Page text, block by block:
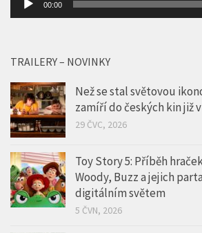
00:00
TRAILERY – NOVINKY
Než se stal světovou
zamíří do českých kin již
29 ČVC, 2026
Toy Story 5: Příběh
Woody, Buzz a jejich
digitálním světem
5 ČVN, 2026